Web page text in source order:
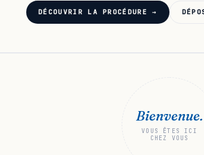
DÉCOUVRIR LA PROCÉDURE →
Bienvenue.
VOUS ÊTES ICI
CHEZ VOUS